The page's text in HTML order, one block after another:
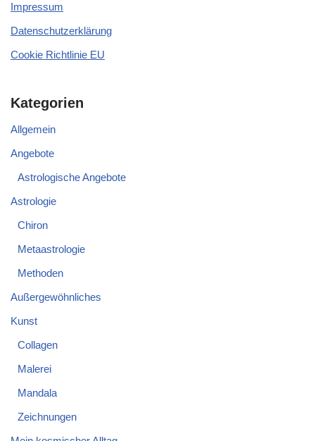
Impressum
Datenschutzerklärung
Cookie Richtlinie EU
Kategorien
Allgemein
Angebote
Astrologische Angebote
Astrologie
Chiron
Metaastrologie
Methoden
Außergewöhnliches
Kunst
Collagen
Malerei
Mandala
Zeichnungen